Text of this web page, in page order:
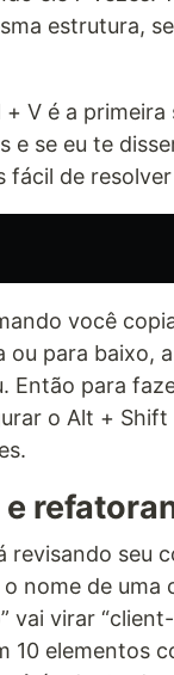
estrutura,
V é a primeira
e se eu te
fácil de
você
ou para baixo,
Então para
o Alt +
revisando seu
nome de uma
vai virar
10 elementos